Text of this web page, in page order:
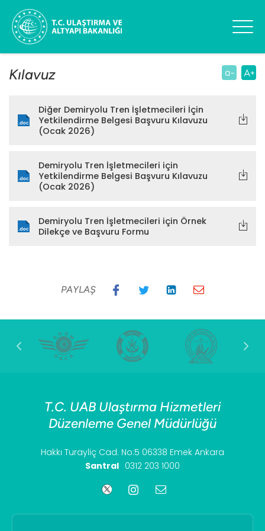
Kılavuz
Diğer Demiryolu Tren İşletmecileri İçin
Yetkilendirme Belgesi Başvuru Kılavuzu
(Ocak 2026)
Demiryolu Tren İşletmecileri için
Yetkilendirme Belgesi Başvuru Kılavuzu
(Ocak 2026)
Demiryolu Tren İşletmecileri için Örnek
Dilekçe ve Başvuru Formu
PAYLAŞ
T.C. UAB Ulaştırma Hizmetleri
Düzenleme Genel Müdürlüğü
Hakkı Turayliç Cad. No:5 06338 Emek Ankara
Santral 0312 203 1000